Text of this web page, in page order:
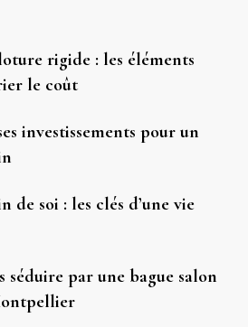
rigide : les éléments
le coût
investissements pour un
de soi : les clés d’une vie
séduire par une bague salon